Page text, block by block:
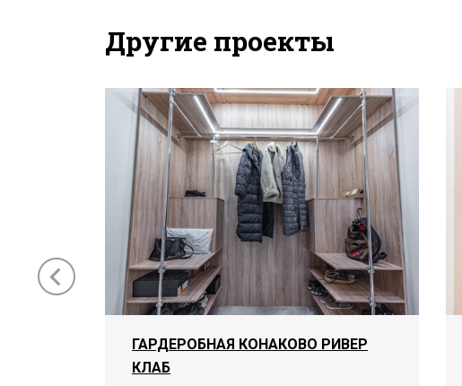
Другие проекты
ГАРДЕРОБНАЯ КОНАКОВО РИВЕР
КЛАБ